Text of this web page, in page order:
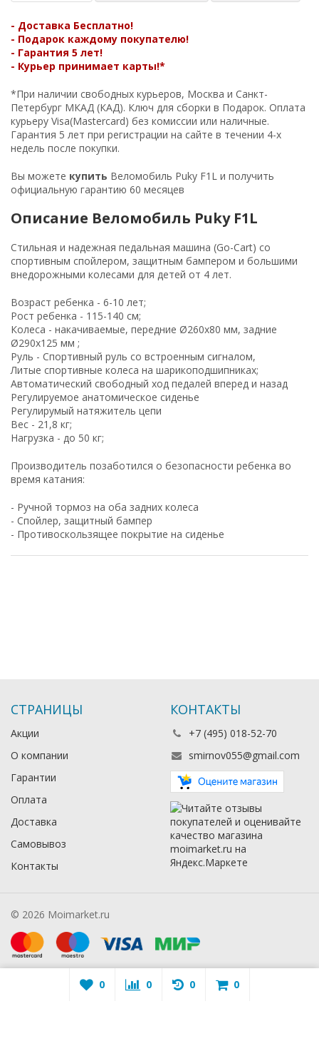
- Доставка Бесплатно!
- Подарок каждому покупателю!
- Гарантия 5 лет!
- Курьер принимает карты!*
*При наличии свободных курьеров, Москва и Санкт-
Петербург МКАД (КАД). Ключ для сборки в Подарок. Оплата
курьеру Visa(Mastercard) без комиссии или наличные.
Гарантия 5 лет при регистрации на сайте в течении 4-х
недель после покупки.
Вы можете купить Веломобиль Puky F1L и получить
официальную гарантию 60 месяцев
Описание Веломобиль Puky F1L
Стильная и надежная педальная машина (Go-Cart) со
спортивным спойлером, защитным бампером и большими
внедорожными колесами для детей от 4 лет.
Возраст ребенка - 6-10 лет;
Рост ребенка - 115-140 см;
Колеса - накачиваемые, передние Ø260х80 мм, задние
Ø290х125 мм ;
Руль - Спортивный руль со встроенным сигналом,
Литые спортивные колеса на шарикоподшипниках;
Автоматический свободный ход педалей вперед и назад
Регулируемое анатомическое сиденье
Регулирумый натяжитель цепи
Вес - 21,8 кг;
Нагрузка - до 50 кг;
Производитель позаботился о безопасности ребенка во
время катания:
- Ручной тормоз на оба задних колеса
- Спойлер, защитный бампер
- Противоскользящее покрытие на сиденье
СТРАНИЦЫ
Акции
О компании
Гарантии
Оплата
Доставка
Самовывоз
Контакты
КОНТАКТЫ
+7 (495) 018-52-70
smirnov055@gmail.com
© 2026 Moimarket.ru
0 0 0 0